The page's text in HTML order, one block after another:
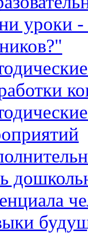
уроки -